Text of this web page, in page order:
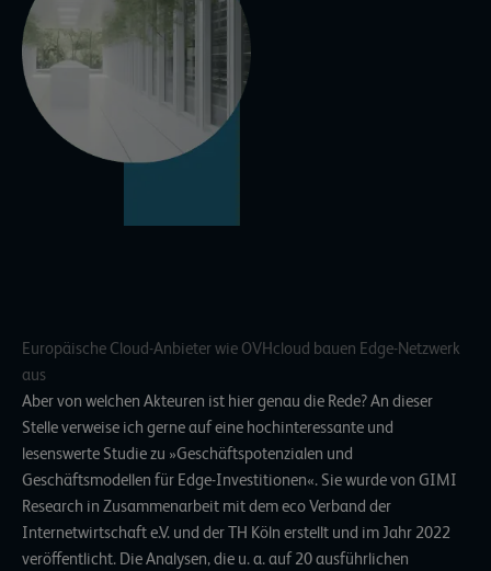
Europäische Cloud-Anbieter wie OVHcloud bauen Edge-Netzwerk
aus
Aber von welchen Akteuren ist hier genau die Rede? An dieser
Stelle verweise ich gerne auf eine hochinteressante und
lesenswerteStudie zu »Geschäftspotenzialen und
Geschäftsmodellen für Edge-Investitionen«. Sie wurde von GIMI
Research in Zusammenarbeit mit dem eco Verband der
Internetwirtschaft e.V. und der TH Köln erstellt und im Jahr 2022
veröffentlicht. Die Analysen, die u. a. auf 20 ausführlichen